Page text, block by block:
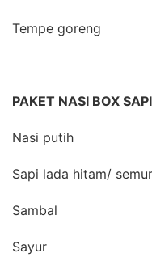
Tempe goreng
PAKET NASI BOX
Nasi putih
Sapi lada hitam/
Sambal
Sayur